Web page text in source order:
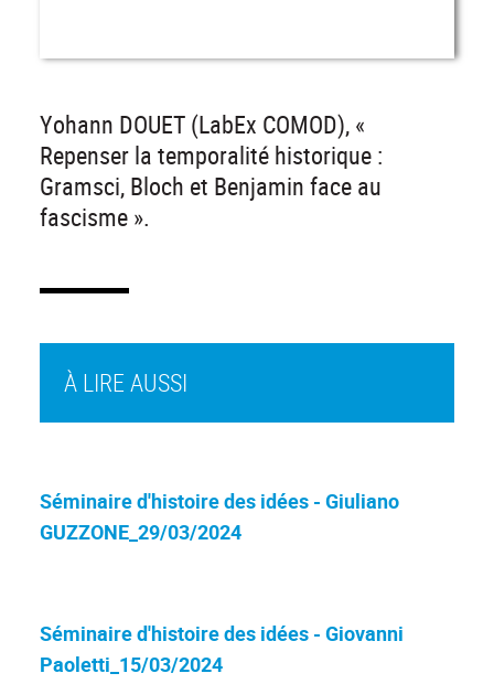
Yohann DOUET (LabEx COMOD), «
Repenser la temporalité historique :
Gramsci, Bloch et Benjamin face au
fascisme ».
À LIRE AUSSI
Séminaire d'histoire des idées - Giuliano
GUZZONE_29/03/2024
Séminaire d'histoire des idées - Giovanni
Paoletti_15/03/2024